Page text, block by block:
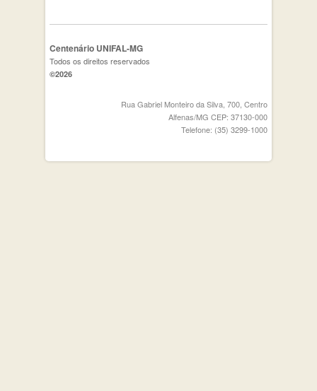
Centenário UNIFAL-MG
Todos os direitos reservados
©2026
Rua Gabriel Monteiro da Silva, 700, Centro
Alfenas/MG CEP: 37130-000
Telefone: (35) 3299-1000